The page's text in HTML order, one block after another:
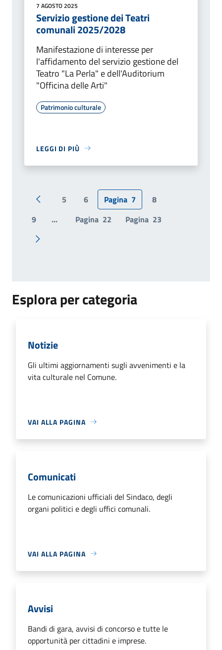
7 AGOSTO 2025
Servizio gestione dei Teatri
comunali 2025/2028
Manifestazione di interesse per
l'affidamento del servizio gestione del
Teatro "La Perla" e dell'Auditorium
"Officina delle Arti"
Patrimonio culturale
LEGGI DI PIÙ
Pagina precedente
5 6 Pagina 7
8
9
... Pagina 22 Pagina 23
Pagina successiva
Esplora per categoria
Notizie
Gli ultimi aggiornamenti sugli avvenimenti e la
vita culturale nel Comune.
VAI ALLA PAGINA
Comunicati
Le comunicazioni ufficiali del Sindaco, degli
organi politici e degli uffici comunali.
VAI ALLA PAGINA
Avvisi
Bandi di gara, avvisi di concorso e tutte le
opportunità per cittadini e imprese.